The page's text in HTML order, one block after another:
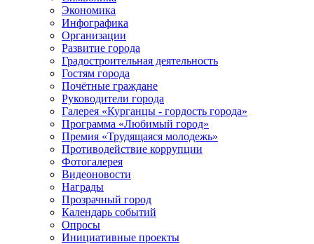
Экономика
Инфографика
Организации
Развитие города
Градостроительная деятельность
Гостям города
Почётные граждане
Руководители города
Галерея «Курганцы - гордость города»
Программа «Любимый город»
Премия «Трудящаяся молодежь»
Противодействие коррупции
Фотогалерея
Видеоновости
Награды
Прозрачный город
Календарь событий
Опросы
Инициативные проекты